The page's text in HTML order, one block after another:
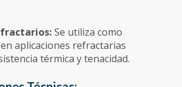
Se utiliza como
aplicaciones refractarias
térmica y tenacidad.